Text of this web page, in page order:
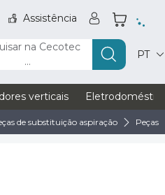
Assistência
na Cecotec
...
PT
verticais
de substituição aspiração Peças